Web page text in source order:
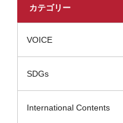
カテゴリー
VOICE
SDGs
International Contents